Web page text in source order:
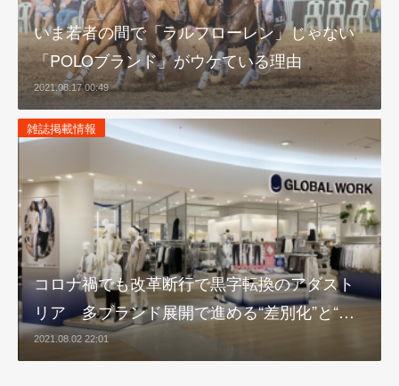
いま若者の間で「ラルフローレン」じゃない
「POLOブランド」がウケている理由
2021.08.17 00:49
雑誌掲載情報
コロナ禍でも改革断行で黒字転換のアダスト
リア 多ブランド展開で進める“差別化”と“…
2021.08.02 22:01